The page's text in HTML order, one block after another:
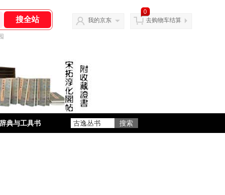
我的京东
0
去购物车结算
辞典与工具书